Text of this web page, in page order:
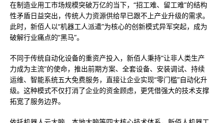
在制造业用工市场规模突破万亿的当下，“招工难、留工难”的结构
性矛盾日益突出，传统人力资源供给早已跟不上产业升级的需求。
此时，新佰人以“机器工人派遣”为核心的创新模式异军突起，成为
破解行业痛点的“黑马”。
不同于传统自动化设备的重资产投入，新佰人秉持“让非人类生产
力成为主流”的使命，推出前期方案、全套设备、安装调试、持续
运维、智能系统五大免费服务，直接让企业实现“零门槛”自动化升
级。这种模式不仅打消了企业的资金顾虑，更凭借强大的技术支撑
拓宽了服务边界。